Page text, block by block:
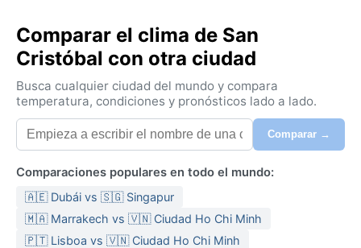
a explorar cada rincón, desde el centro histórico
hasta los miradores que regalan vistas del litoral.
El clima de San Cristóbal es monzónico tropical,
según la clasificación de Köppen, lo que significa
temperaturas cálidas durante todo el año —entre 25
y 30 grados centígrados— y una marcada estación
de lluvias de mayo a noviembre. La humedad es alta,
especialmente al final de la tarde, y los aguaceros
pueden ser torrenciales pero breves. En invierno, de
diciembre a abril, el sol predomina y las
precipitaciones disminuyen, aunque el ambiente sigue
Comparar el clima de San
Cristóbal con otra ciudad
Busca cualquier ciudad del mundo y compara
temperatura, condiciones y pronósticos lado a lado.
Comparar →
Comparaciones populares en todo el mundo:
🇦🇪 Dubái vs 🇸🇬 Singapur
🇲🇦 Marrakech vs 🇻🇳 Ciudad Ho Chi Minh
🇵🇹 Lisboa vs 🇻🇳 Ciudad Ho Chi Minh